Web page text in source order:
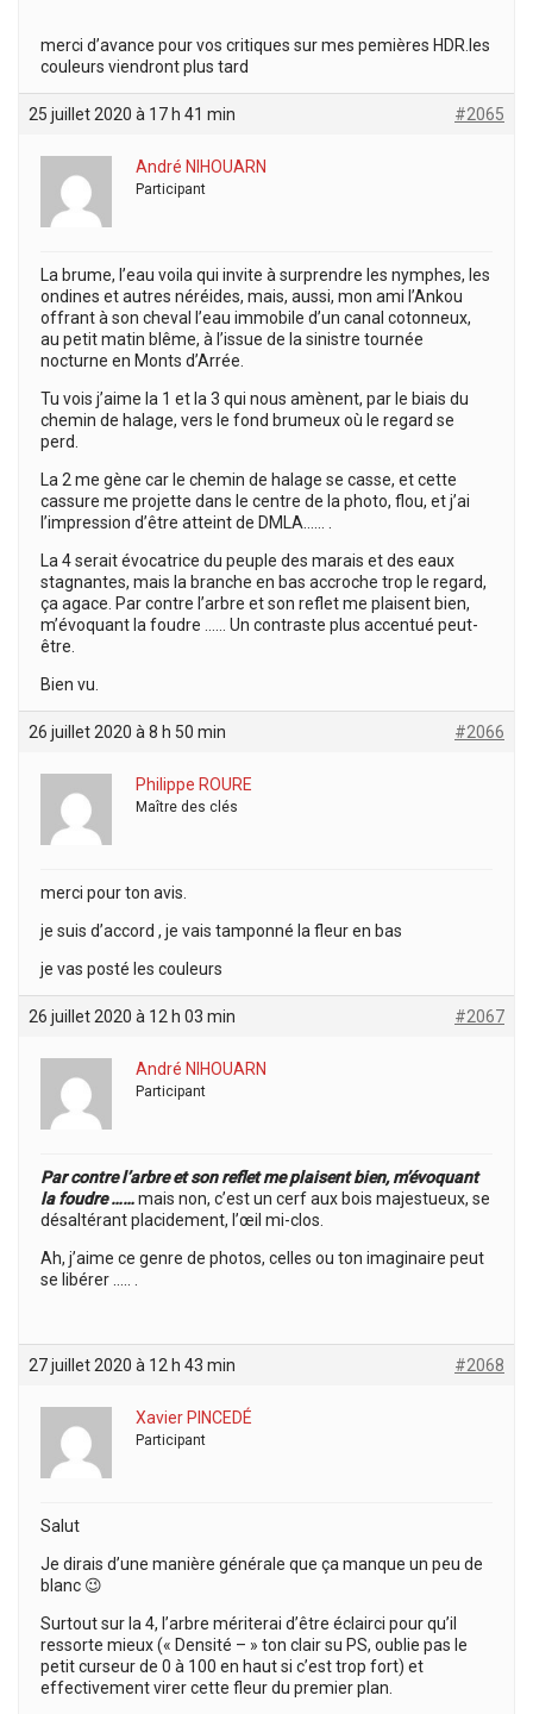
merci d’avance pour vos critiques sur mes pemières HDR.les
couleurs viendront plus tard
25 juillet 2020 à 17 h 41 min #2065
André NIHOUARN
Participant
La brume, l’eau voila qui invite à surprendre les nymphes, les
ondines et autres néréides, mais, aussi, mon ami l’Ankou
offrant à son cheval l’eau immobile d’un canal cotonneux,
au petit matin blême, à l’issue de la sinistre tournée
nocturne en Monts d’Arrée.
Tu vois j’aime la 1 et la 3 qui nous amènent, par le biais du
chemin de halage, vers le fond brumeux où le regard se
perd.
La 2 me gène car le chemin de halage se casse, et cette
cassure me projette dans le centre de la photo, flou, et j’ai
l’impression d’être atteint de DMLA…… .
La 4 serait évocatrice du peuple des marais et des eaux
stagnantes, mais la branche en bas accroche trop le regard,
ça agace. Par contre l’arbre et son reflet me plaisent bien,
m’évoquant la foudre …… Un contraste plus accentué peut-
être.
Bien vu.
26 juillet 2020 à 8 h 50 min #2066
Philippe ROURE
Maître des clés
merci pour ton avis.
je suis d’accord , je vais tamponné la fleur en bas
je vas posté les couleurs
26 juillet 2020 à 12 h 03 min #2067
André NIHOUARN
Participant
Par contre l’arbre et son reflet me plaisent bien, m’évoquant
la foudre ……mais non, c’est un cerf aux bois majestueux, se
désaltérant placidement, l’œil mi-clos.
Ah, j’aime ce genre de photos, celles ou ton imaginaire peut
se libérer ….. .
27 juillet 2020 à 12 h 43 min #2068
Xavier PINCEDÉ
Participant
Salut
Je dirais d’une manière générale que ça manque un peu de
blanc 😉
Surtout sur la 4, l’arbre mériterai d’être éclairci pour qu’il
ressorte mieux (« Densité – » ton clair su PS, oublie pas le
petit curseur de 0 à 100 en haut si c’est trop fort) et
effectivement virer cette fleur du premier plan.